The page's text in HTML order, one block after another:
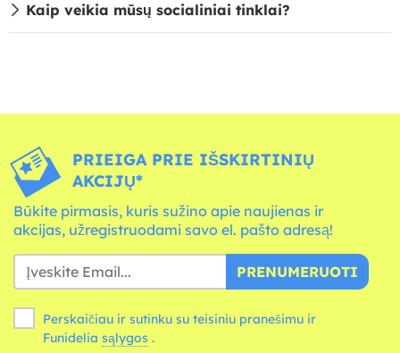
Kaip veikia mūsų socialiniai tinklai?
PRIEIGA PRIE IŠSKIRTINIŲ
AKCIJŲ*
Būkite pirmasis, kuris sužino apie naujienas ir
akcijas, užregistruodami savo el. pašto adresą!
PRENUMERUOTI
Perskaičiau ir sutinku su teisiniu pranešimu ir
Funidelia sąlygos .